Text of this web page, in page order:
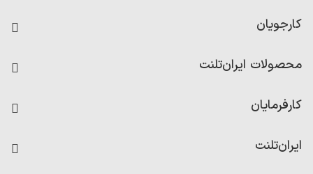
کارجویان
رزومه ساز
امتیاز شرکت‌ها
محصولات ایران‌تلنت
کاردیکس
کارفرمایان
ایران‌تلنت